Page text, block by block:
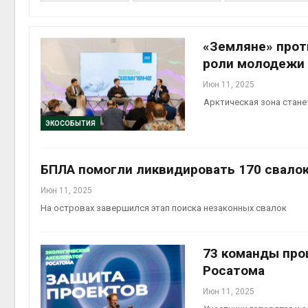
ЭКОСОБЫТИЯ
«Земляне»
роли молодежи
Июн 11, 2025
Арктическая зона
БПЛА помогли ликвидировать 170
Июн 11, 2025
На островах завершился этап поиска незаконных свалок
73 команды
Росатома
Июн 11, 2025
Авг 6,